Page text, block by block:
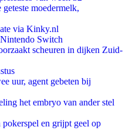
moedermelk,
via Kinky.nl
Switch
scheuren in dijken Zuid-
uur, agent gebeten bij
het embryo van ander stel
en grijpt geel op